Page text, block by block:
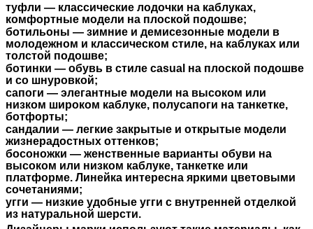
туфли — классические лодочки на каблуках,
комфортные модели на плоской подошве;
ботильоны — зимние и демисезонные модели в
молодежном и классическом стиле, на каблуках или
толстой подошве;
ботинки — обувь в стиле casual на плоской подошве
и со шнуровкой;
сапоги — элегантные модели на высоком или
низком широком каблуке, полусапоги на танкетке,
ботфорты;
сандалии — легкие закрытые и открытые модели
жизнерадостных оттенков;
босоножки — женственные варианты обуви на
высоком или низком каблуке, танкетке или
платформе. Линейка интересна яркими цветовыми
сочетаниями;
угги — низкие удобные угги с внутренней отделкой
из натуральной шерсти.